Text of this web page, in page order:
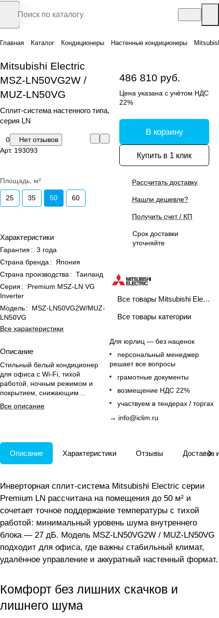
Главная Каталог Кондиционеры Настенные кондиционеры
Mitsubishi Electric
MSZ-LN50VG2W /
MUZ-LN50VG
Сплит-система настенного типа,
серия LN
0
Нет отзывов
Арт. 193093
Площадь, м²
25 35 50 60
Характеристики
Гарантия : 3 года
Страна бренда :
Япония
Страна производства : Таиланд
Серия :
Premium MSZ-LN VG
Inverter
Модель:
MSZ-LN50VG2W/MUZ-
LN50VG
Все характеристики
Описание
Стильный белый кондиционер
для офиса с Wi-Fi, тихой
работой, ночным режимом и
покрытием, снижающим
оседание пыли.
Все описание
486 810 руб.
Цена указана с учётом НДС
22%
В корзину
Купить в 1 клик
Рассчитать доставку
Нашли дешевле?
Получить счет / КП
Срок доставки
уточняйте
Все товары Mitsubishi Electric
Все товары категории
Для юрлиц — без наценок
персональный менеджер
решает все вопросы
грамотные документы
возмещение НДС 22%
участвуем в тендерах / торгах
→ info@iclim.ru
Описание Характеристики Отзывы Доставка
Инверторная сплит-система Mitsubishi Electric серии
Premium LN рассчитана на помещения до 50 м² и
сочетает точное поддержание температуры с тихой
работой: минимальный уровень шума внутреннего
блока — 27 дБ. Модель MSZ-LN50VG2W / MUZ-LN50VG
подходит для офиса, где важны стабильный климат,
удалённое управление и аккуратный настенный формат.
Комфорт без лишних скачков и
лишнего шума